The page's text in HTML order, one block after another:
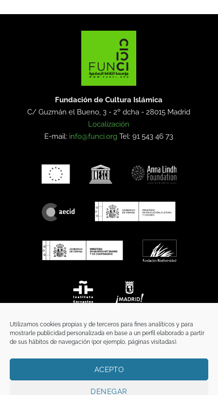
Utilizamos cookies propias y de terceros para fines analíticos y para
mostrarle publicidad personalizada en base a un perfil elaborado a partir
de sus hábitos de navegación (por ejemplo, páginas visitadas).
ACEPTO
DENEGAR
Fundación de Cultura Islámica
C/ Guzmán el Bueno, 3 - 2º dcha -28015 Madrid
Localización
E-mail: info@funci.org Tel: 91 543 46 73
TÉRMINOS Y CONDICIONES